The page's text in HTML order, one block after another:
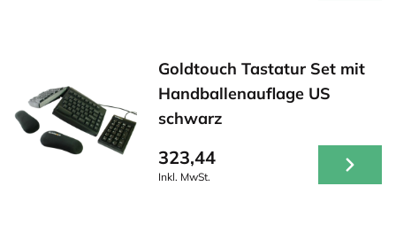
Goldtouch Tastatur Set mit
Handballenauflage US
schwarz
323,44
Inkl. MwSt.